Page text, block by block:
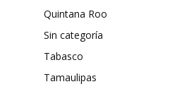
Quintana Roo
Sin categoría
Tabasco
Tamaulipas